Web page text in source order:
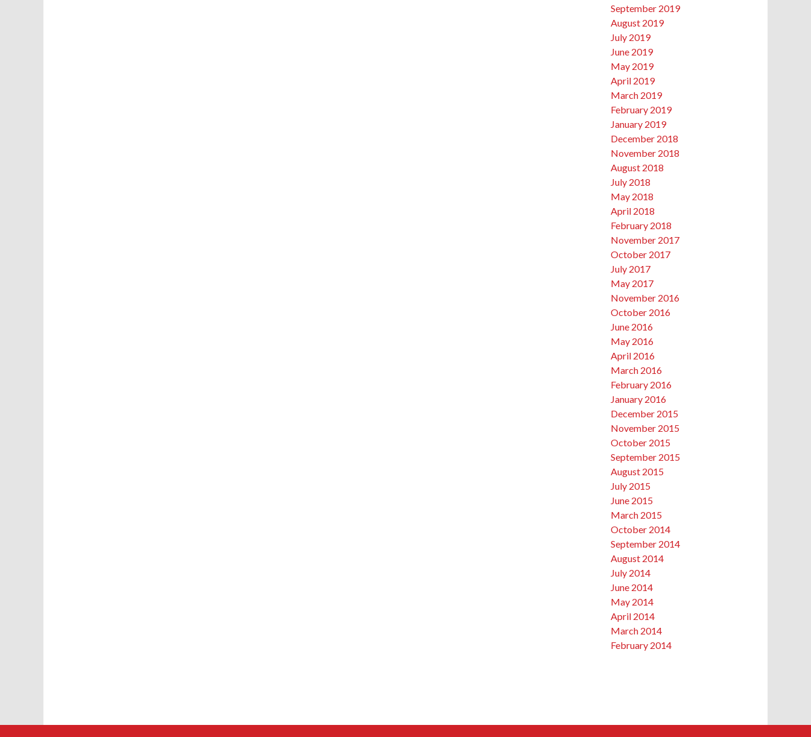
September 2019
August 2019
July 2019
June 2019
May 2019
April 2019
March 2019
February 2019
January 2019
December 2018
November 2018
August 2018
July 2018
May 2018
April 2018
February 2018
November 2017
October 2017
July 2017
May 2017
November 2016
October 2016
June 2016
May 2016
April 2016
March 2016
February 2016
January 2016
December 2015
November 2015
October 2015
September 2015
August 2015
July 2015
June 2015
March 2015
October 2014
September 2014
August 2014
July 2014
June 2014
May 2014
April 2014
March 2014
February 2014